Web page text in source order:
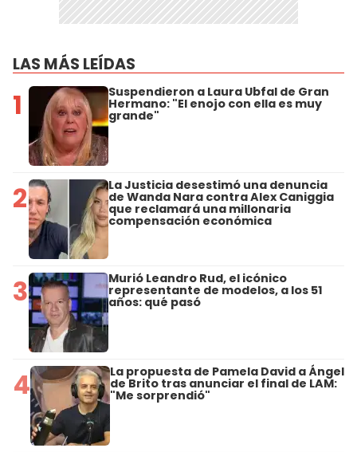
LAS MÁS LEÍDAS
1 Suspendieron a Laura Ubfal de Gran
Hermano: "El enojo con ella es muy
grande"
2 La Justicia desestimó una denuncia
de Wanda Nara contra Alex Caniggia
que reclamará una millonaria
compensación económica
3 Murió Leandro Rud, el icónico
representante de modelos, a los 51
años: qué pasó
4 La propuesta de Pamela David a Ángel
de Brito tras anunciar el final de LAM:
"Me sorprendió"